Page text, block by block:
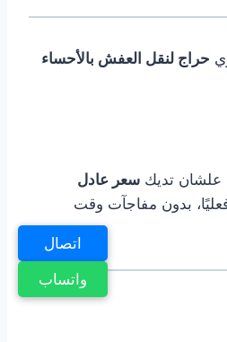
حراج لنقل العفش بالأحساء
تديك سعر عادل
بدون مفاجآت وقت
اتصال
واتساب